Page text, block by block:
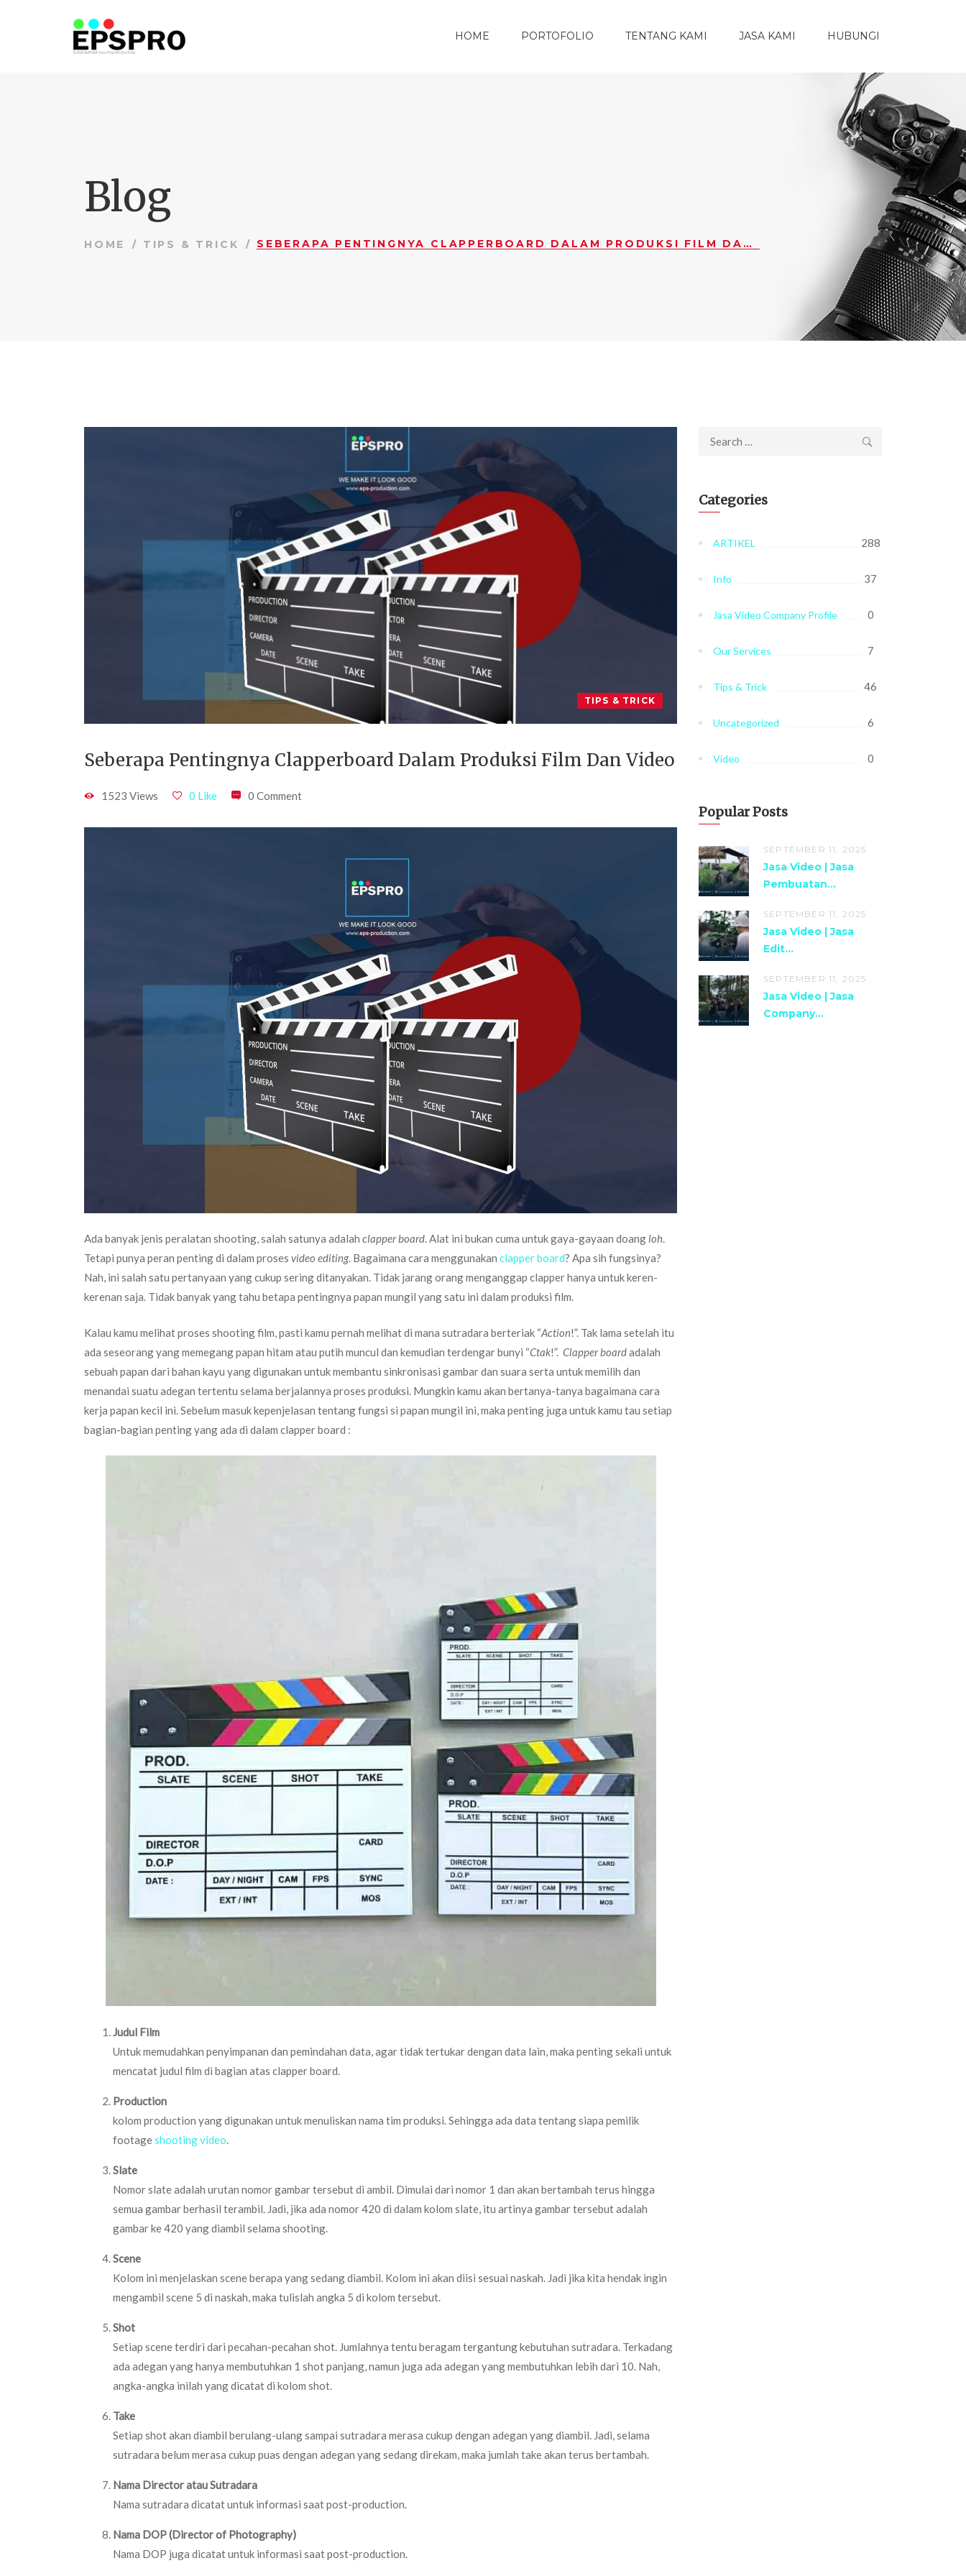
HOME PORTOFOLIO TENTANG KAMI JASA KAMI HUBUNGI
Blog
HOME TIPS & TRICK SEBERAPA PENTINGNYA CLAPPERBOARD DALAM PRODUKSI FILM DAN VIDEO
TIPS & TRICK
Seberapa Pentingnya Clapperboard Dalam Produksi Film Dan Video
1523 Views 0 Like 0 Comment
Ada banyak jenis peralatan shooting, salah satunya adalah clapper board. Alat ini bukan cuma untuk gaya-gayaan doangloh.
Tetapi punya peran penting di dalam proses video editing. Bagaimana cara menggunakan clapper board? Apa sih fungsinya?
Nah, ini salah satu pertanyaan yang cukup sering ditanyakan. Tidak jarang orang menganggap clapper hanya untuk keren-
kerenan saja. Tidak banyak yang tahu betapa pentingnya papan mungil yang satu ini dalam produksi film.
Kalau kamu melihat proses shooting film, pasti kamu pernah melihat di mana sutradara berteriak “Action!”. Tak lama setelah itu
ada seseorang yang memegang papan hitam atau putih muncul dan kemudian terdengar bunyi “Ctak!”. Clapper boardadalah
sebuah papan dari bahan kayu yang digunakan untuk membantu sinkronisasi gambar dan suara serta untuk memilih dan
menandai suatu adegan tertentu selama berjalannya proses produksi. Mungkin kamu akan bertanya-tanya bagaimana cara
kerja papan kecil ini. Sebelum masuk kepenjelasan tentang fungsi si papan mungil ini, maka penting juga untuk kamu tau setiap
bagian-bagian penting yang ada di dalam clapper board :
Judul Film
Untuk memudahkan penyimpanan dan pemindahan data, agar tidak tertukar dengan data lain, maka penting sekali untuk
mencatat judul film di bagian atas clapper board.
Production
kolom production yang digunakan untuk menuliskan nama tim produksi. Sehingga ada data tentang siapa pemilik
footageshooting video
Slate
Nomor slate adalah urutan nomor gambar tersebut di ambil. Dimulai dari nomor 1 dan akan bertambah terus hingga
semua gambar berhasil terambil. Jadi, jika ada nomor 420 di dalam kolom slate, itu artinya gambar tersebut adalah
gambar ke 420 yang diambil selama shooting.
Scene
Kolom ini menjelaskan scene berapa yang sedang diambil. Kolom ini akan diisi sesuai naskah. Jadi jika kita hendak ingin
mengambil scene 5 di naskah, maka tulislah angka 5 di kolom tersebut.
Shot
Setiap scene terdiri dari pecahan-pecahan shot. Jumlahnya tentu beragam tergantung kebutuhan sutradara. Terkadang
ada adegan yang hanya membutuhkan 1 shot panjang, namun juga ada adegan yang membutuhkan lebih dari 10. Nah,
angka-angka inilah yang dicatat di kolom shot.
Take
Setiap shot akan diambil berulang-ulang sampai sutradara merasa cukup dengan adegan yang diambil. Jadi, selama
sutradara belum merasa cukup puas dengan adegan yang sedang direkam, maka jumlah take akan terus bertambah.
Nama Director atau Sutradara
Nama sutradara dicatat untuk informasi saat post-production.
Nama DOP (Director of Photography)
Nama DOP juga dicatat untuk informasi saat post-production.
Search
Categories
ARTIKEL 288
Info 37
Jasa Video Company Profile 0
Our Services 7
Tips & Trick 46
Uncategorized 6
Video 0
Popular Posts
SEPTEMBER 11, 2025
Jasa Video | Jasa
Pembuatan...
SEPTEMBER 11, 2025
Jasa Video | Jasa
Edit...
SEPTEMBER 11, 2025
Jasa Video | Jasa
Company...